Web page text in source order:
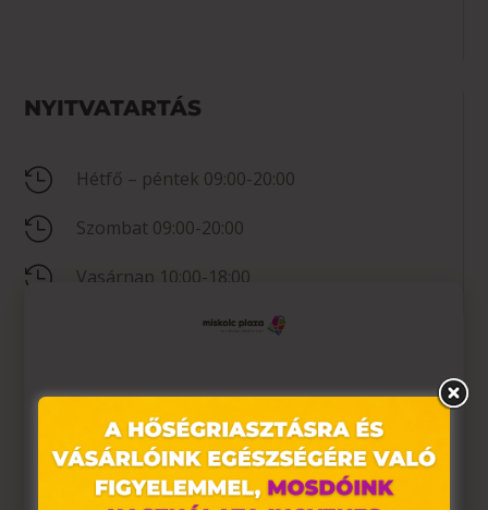
NYITVATARTÁS
 Hétfő – péntek 09:00-20:00
 Szombat 09:00-20:00
 Vasárnap 10:00-18:00
+36 20 267 0520
Nincs megadva
Weboldalunkon „cookie"-kat (továbbiakban „süti")
alkalmazunk. Ezek olyan fájlok, melyek információt
tárolnak webes böngészőjében. Ehhez az Ön